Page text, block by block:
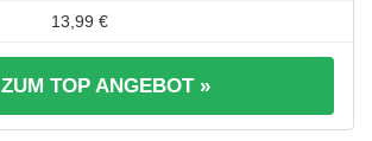
13,99 €
ZUM TOP ANGEBOT »